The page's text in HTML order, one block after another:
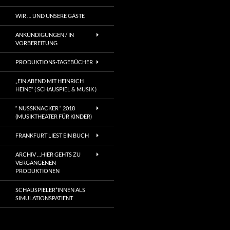
WIR … UND UNSERE GÄSTE
ANKÜNDIGUNGEN / IN
VORBEREITUNG
PRODUKTIONS-TAGEBÜCHER
„EIN ABEND MIT HEINRICH
HEINE“ ( SCHAUSPIEL & MUSIK )
“ NUSSKNACKER “ 2018
(MUSIKTHEATER FÜR KINDER)
FRANKFURT LIEST EIN BUCH
ARCHIV …HIER GEHTS ZU
VERGANGENEN
PRODUKTIONEN
SCHAUSPIELER*INNEN ALS
SIMULATIONSPATIENT